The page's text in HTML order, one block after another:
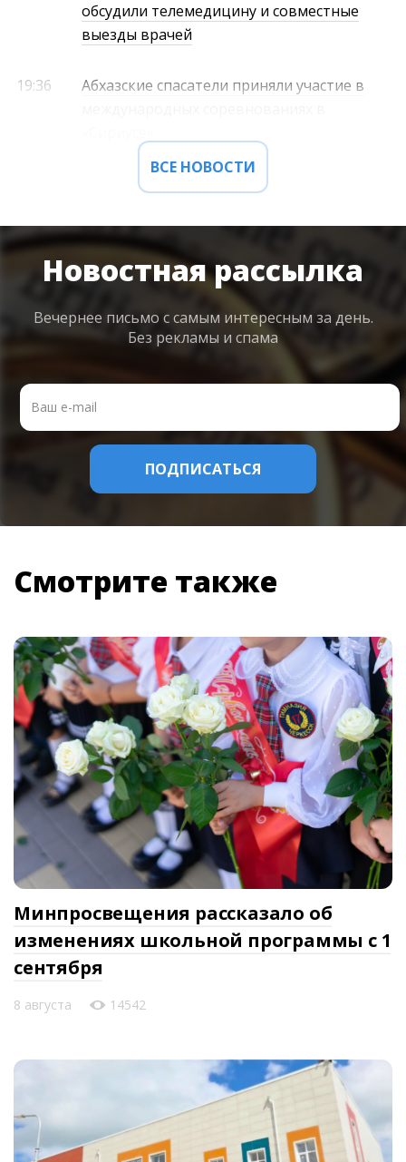
обсудили телемедицину и совместные
выезды врачей
19:36
Абхазские спасатели приняли участие в
ВСЕ НОВОСТИ
Новостная рассылка
Вечернее письмо с самым интересным за день.
Без рекламы и спама
Смотрите также
Минпросвещения рассказало об
изменениях школьной программы с 1
сентября
8 августа 14542